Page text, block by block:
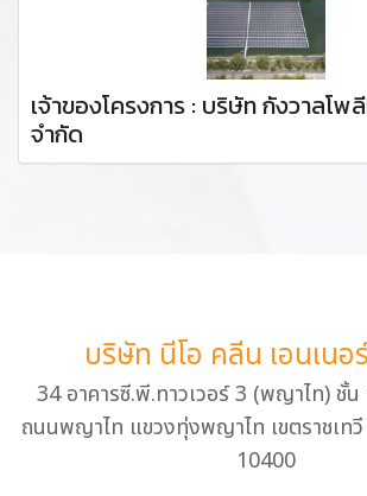
เจ้าของโครงการ : บริษัท กังวาลโพ
จำกัด
บริษัท นีโอ คลีน เอนเนอ
34 อาคารซี.พี.ทาวเวอร์ 3 (พญาไท) ชั้
ถนนพญาไท แขวงทุ่งพญาไท เขตราชเท
10400